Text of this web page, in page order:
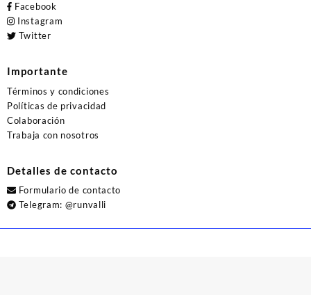
Facebook
Instagram
Twitter
Importante
Términos y condiciones
Políticas de privacidad
Colaboración
Trabaja con nosotros
Detalles de contacto
Formulario de contacto
Telegram: @runvalli